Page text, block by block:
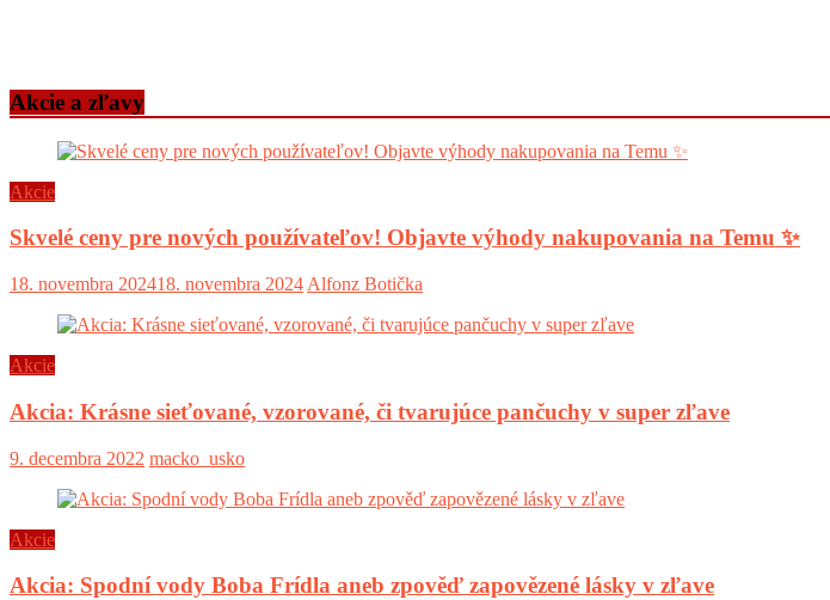
Akcie a zľavy
Akcie
Skvelé ceny pre nových používateľov! Objavte výhody nakupovania na Temu ✨
18. novembra 202418. novembra 2024 Alfonz Botička
Akcie
Akcia: Krásne sieťované, vzorované, či tvarujúce pančuchy v super zľave
9. decembra 2022 macko_usko
Akcie
Akcia: Spodní vody Boba Frídla aneb zpověď zapovězené lásky v zľave